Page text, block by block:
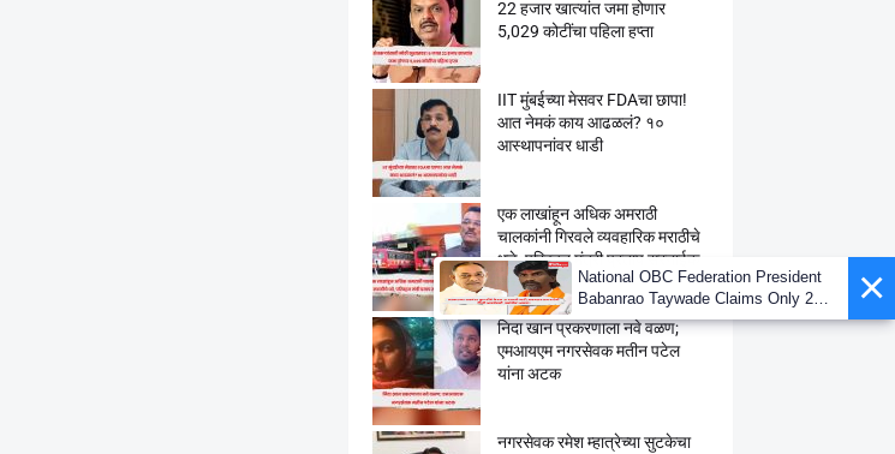
22 हजार खात्यांत जमा होणार
5,029 कोटींचा पहिला हप्ता
IIT मुंबईच्या मेसवर FDAचा छापा!
आत नेमकं काय आढळलं? १०
आस्थापनांवर धाडी
एक लाखांहून अधिक अमराठी
चालकांनी गिरवले व्यवहारिक मराठीचे
धडे, परिवहन मंत्री प्रताप सरनाईक
यांची माहिती
निदा खान प्रकरणाला नवे वळण;
एमआयएम नगरसेवक मतीन पटेल
यांना अटक
नगरसेवक रमेश म्हात्रेच्या सुटकेचा
×
National OBC Federation President
Babanrao Taywade Claims Only 27
Kunbi Certificates Issued in
Marathwada After September 2 GR;